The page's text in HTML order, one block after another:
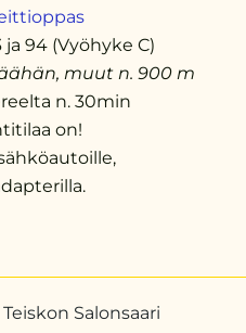
94 (Vyöhyke C)
muut n. 900 m
n. 30min
on!
Salonsaari